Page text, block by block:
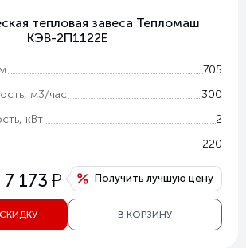
тепловая завеса Тепломаш
КЭВ-2П1122E
705
м3/час
300
кВт
2
220
7 173 у Получить лучшую цену
В КОРЗИНУ